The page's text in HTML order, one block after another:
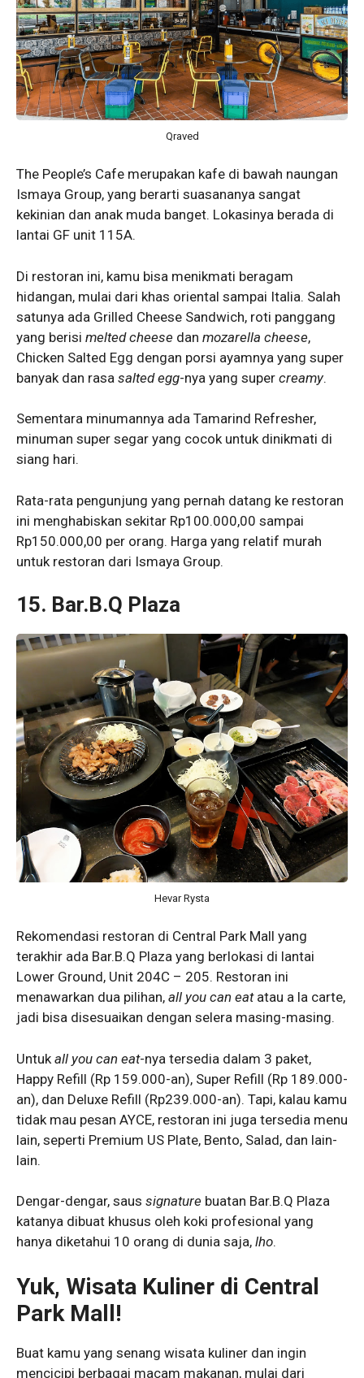
Qraved
The People’s Cafe merupakan kafe di bawah naungan
Ismaya Group, yang berarti suasananya sangat
kekinian dan anak muda banget. Lokasinya berada di
lantai GF unit 115A.
Di restoran ini, kamu bisa menikmati beragam
hidangan, mulai dari khas oriental sampai Italia. Salah
satunya ada Grilled Cheese Sandwich, roti panggang
yang berisi melted cheese dan mozarella cheese,
Chicken Salted Egg dengan porsi ayamnya yang super
banyak dan rasa salted egg-nya yang super creamy.
Sementara minumannya ada Tamarind Refresher,
minuman super segar yang cocok untuk dinikmati di
siang hari.
Rata-rata pengunjung yang pernah datang ke restoran
ini menghabiskan sekitar Rp100.000,00 sampai
Rp150.000,00 per orang. Harga yang relatif murah
untuk restoran dari Ismaya Group.
15. Bar.B.Q Plaza
Hevar Rysta
Rekomendasi restoran di Central Park Mall yang
terakhir ada Bar.B.Q Plaza yang berlokasi di lantai
Lower Ground, Unit 204C – 205. Restoran ini
menawarkan dua pilihan, all you can eatatau a la carte,
jadi bisa disesuaikan dengan selera masing-masing.
Untuk all you can eat-nya tersedia dalam 3 paket,
Happy Refill (Rp 159.000-an), Super Refill (Rp 189.000-
an), dan Deluxe Refill (Rp239.000-an). Tapi, kalau kamu
tidak mau pesan AYCE, restoran ini juga tersedia menu
lain, seperti Premium US Plate, Bento, Salad, dan lain-
lain.
Dengar-dengar, saus signature buatan Bar.B.Q Plaza
katanya dibuat khusus oleh koki profesional yang
hanya diketahui 10 orang di dunia saja, lho.
Yuk, Wisata Kuliner di Central
Park Mall!
Buat kamu yang senang wisata kuliner dan ingin
mencicipi berbagai macam makanan, mulai dari